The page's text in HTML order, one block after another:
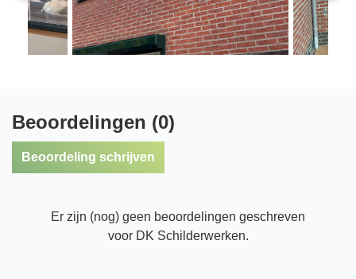
Beoordelingen (0)
Beoordeling schrijven
Er zijn (nog) geen beoordelingen geschreven
voor DK Schilderwerken.